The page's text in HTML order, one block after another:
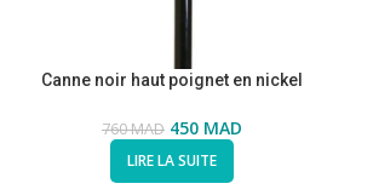
Canne noir haut poignet en nickel
760MAD 450 MAD
LIRE LA SUITE